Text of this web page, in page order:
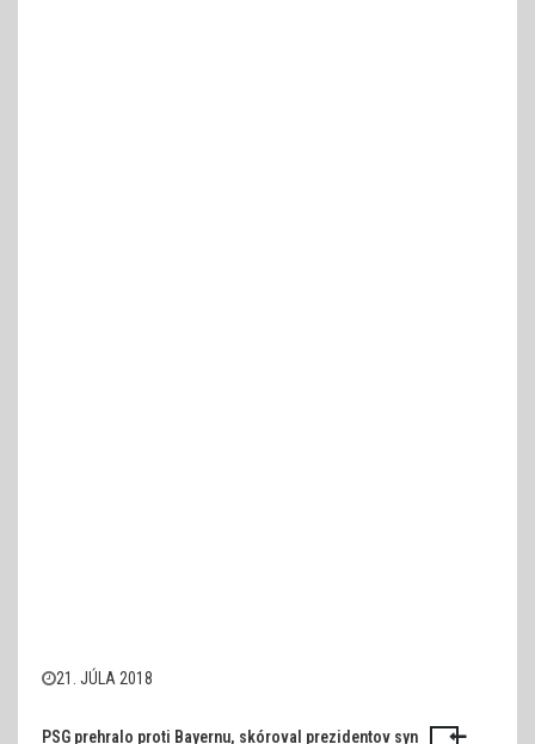
21. JÚLA 2018
PSG prehralo proti Bayernu, skóroval prezidentov syn